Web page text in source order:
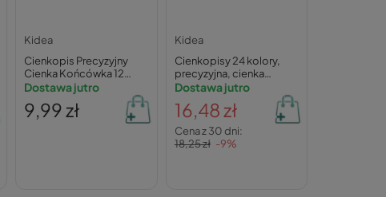
Kidea
Cienkopis Precyzyjny
Cienka Końcówka 12
Kolorów Intensywne
Dostawa jutro
9,99 zł
Kidea
Cienkopisy 24 kolory,
precyzyjna, cienka
końcówka | Kidea
Dostawa jutro
16,48 zł
Cena z 30 dni:
18,25 zł -9%